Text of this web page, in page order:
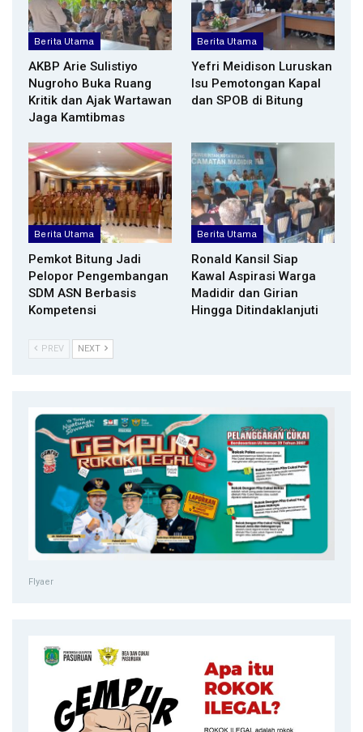
Berita Utama
AKBP Arie Sulistiyo
Nugroho Buka Ruang
Kritik dan Ajak Wartawan
Jaga Kamtibmas
Berita Utama
Yefri Meidison Luruskan
Isu Pemotongan Kapal
dan SPOB di Bitung
Berita Utama
Pemkot Bitung Jadi
Pelopor Pengembangan
SDM ASN Berbasis
Kompetensi
Berita Utama
Ronald Kansil Siap
Kawal Aspirasi Warga
Madidir dan Girian
Hingga Ditindaklanjuti
PREV NEXT
Flyaer